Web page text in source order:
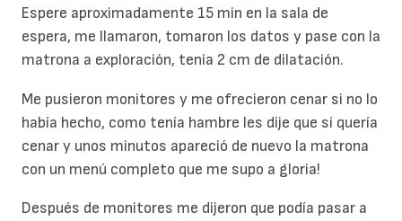
Espere aproximadamente 15 min en la sala de
espera, me llamaron, tomaron los datos y pase con la
matrona a exploración, tenía 2 cm de dilatación.
Me pusieron monitores y me ofrecieron cenar si no lo
había hecho, como tenía hambre les dije que sí quería
cenar y unos minutos apareció de nuevo la matrona
con un menú completo que me supo a gloria!
Después de monitores me dijeron que podía pasar a